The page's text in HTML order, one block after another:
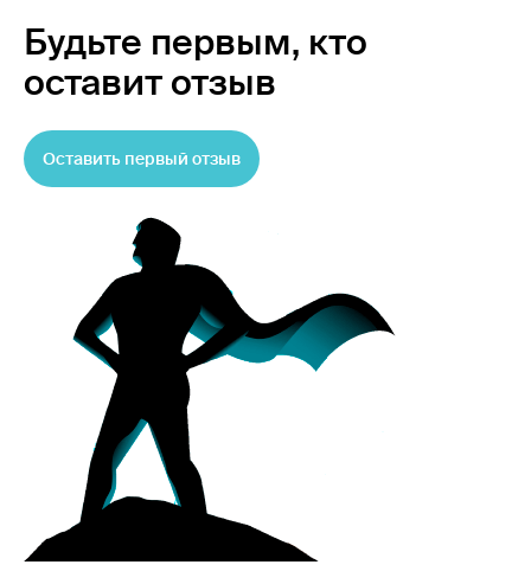
Будьте первым, кто
оставит отзыв
Оставить первый отзыв